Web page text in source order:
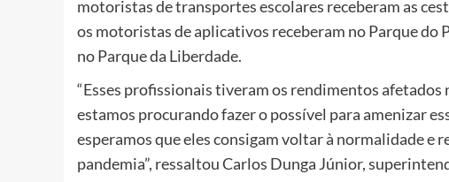
motoristas de transportes escolares receberam as
os motoristas de aplicativos receberam no Parque do
no Parque da Liberdade.
“Esses profissionais tiveram os rendimentos
estamos procurando fazer o possível para amenizar
esperamos que eles consigam voltar à normalidade e
pandemia”, ressaltou Carlos Dunga Júnior,